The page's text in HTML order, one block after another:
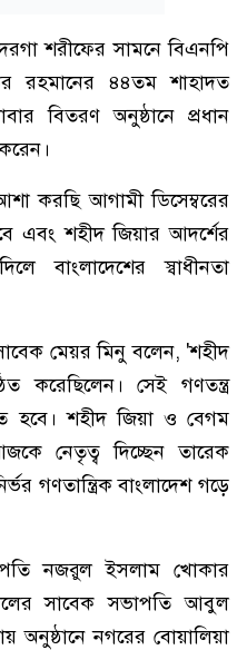
শরীফের সামনে বিএনপি
রহমানের ৪৪তম শাহাদত
বিতরণ অনুষ্ঠানে প্রধান
করছি আগামী ডিসেম্বরের
এবং শহীদ জিয়ার আদর্শের
বাংলাদেশের স্বাধীনতা
মেয়র মিনু বলেন, 'শহীদ
করেছিলেন। সেই গণতন্ত্র
হবে। শহীদ জিয়া ও বেগম
নেতৃত্ব দিচ্ছেন তারেক
গণতান্ত্রিক বাংলাদেশ গড়ে
নজরুল ইসলাম খোকার
সাবেক সভাপতি আবুল
অনুষ্ঠানে নগরের বোয়ালিয়া